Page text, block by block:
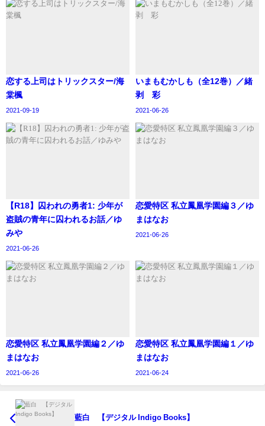
恋する上司はトリックスター/海
棠楓
2021-09-19
いまもむかしも（全12巻）／緒
剥 彩
2021-06-26
【R18】囚われの勇者1: 少年が
盗賊の青年に囚われるお話／ゆ
みや
2021-06-26
恋愛特区 私立鳳凰学園編３／ゆ
まはなお
2021-06-26
恋愛特区 私立鳳凰学園編２／ゆ
まはなお
2021-06-26
恋愛特区 私立鳳凰学園編１／ゆ
まはなお
2021-06-24
藍白 【デジタル Indigo Books】